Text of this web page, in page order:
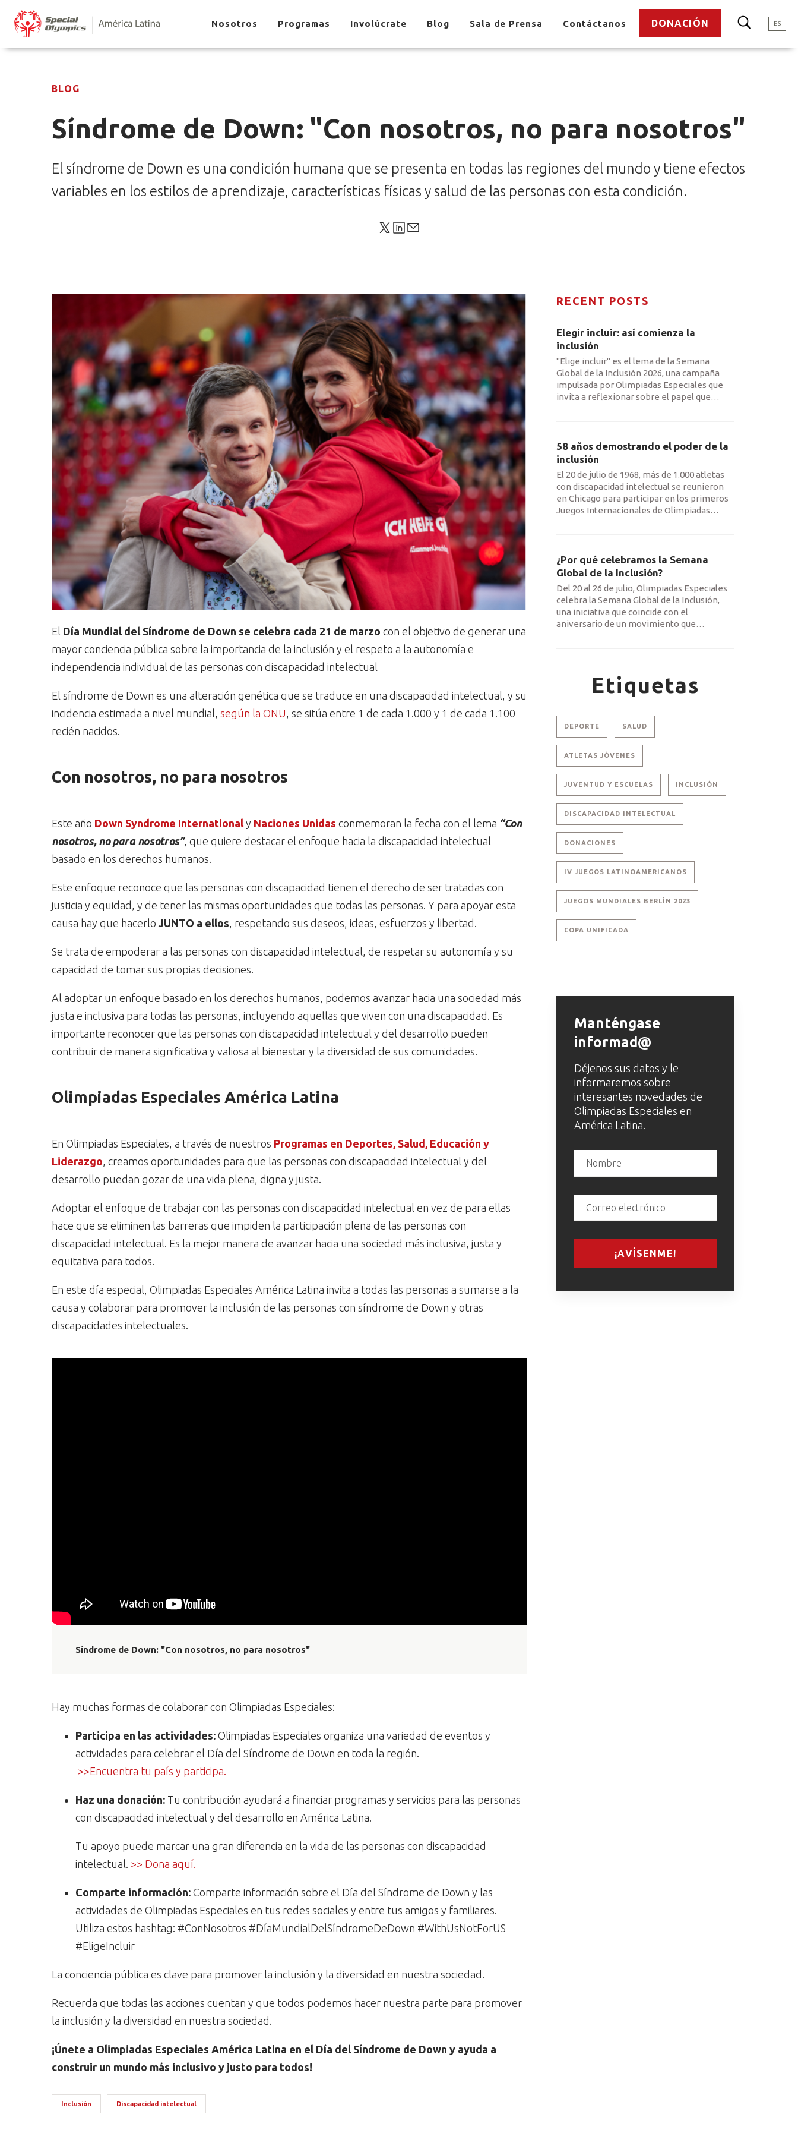
Nosotros Programas Involúcrate Blog Sala de Prensa Contáctanos DONACIÓN ES
BLOG
Síndrome de Down: "Con nosotros, no para nosotros"
El síndrome de Down es una condición humana que se presenta en todas las regiones del mundo y tiene efectos
variables en los estilos de aprendizaje, características físicas y salud de las personas con esta condición.
El Día Mundial del Síndrome de Down se celebra cada 21 de marzo con el objetivo de generar una
mayor conciencia pública sobre la importancia de la inclusión y el respeto a la autonomía e
independencia individual de las personas con discapacidad intelectual
El síndrome de Down es una alteración genética que se traduce en una discapacidad intelectual, y su
incidencia estimada a nivel mundial, según la ONU, se sitúa entre 1 de cada 1.000 y 1 de cada 1.100
recién nacidos.
Con nosotros, no para nosotros
Este año Down Syndrome International y Naciones Unidas conmemoran la fecha con el lema “Con
nosotros, no para nosotros”, que quiere destacar el enfoque hacia la discapacidad intelectual
basado en los derechos humanos.
Este enfoque reconoce que las personas con discapacidad tienen el derecho de ser tratadas con
justicia y equidad, y de tener las mismas oportunidades que todas las personas. Y para apoyar esta
causa hay que hacerlo JUNTO a ellos, respetando sus deseos, ideas, esfuerzos y libertad.
Se trata de empoderar a las personas con discapacidad intelectual, de respetar su autonomía y su
capacidad de tomar sus propias decisiones.
Al adoptar un enfoque basado en los derechos humanos, podemos avanzar hacia una sociedad más
justa e inclusiva para todas las personas, incluyendo aquellas que viven con una discapacidad. Es
importante reconocer que las personas con discapacidad intelectual y del desarrollo pueden
contribuir de manera significativa y valiosa al bienestar y la diversidad de sus comunidades.
Olimpiadas Especiales América Latina
En Olimpiadas Especiales, a través de nuestros Programas en Deportes, Salud, Educación y
Liderazgo, creamos oportunidades para que las personas con discapacidad intelectual y del
desarrollo puedan gozar de una vida plena, digna y justa.
Adoptar el enfoque de trabajar con las personas con discapacidad intelectual en vez de para ellas
hace que se eliminen las barreras que impiden la participación plena de las personas con
discapacidad intelectual. Es la mejor manera de avanzar hacia una sociedad más inclusiva, justa y
equitativa para todos.
En este día especial, Olimpiadas Especiales América Latina invita a todas las personas a sumarse a la
causa y colaborar para promover la inclusión de las personas con síndrome de Down y otras
discapacidades intelectuales.
Síndrome de Down: "Con nosotros, no para nosotros"
Hay muchas formas de colaborar con Olimpiadas Especiales:
Participa en las actividades: Olimpiadas Especiales organiza una variedad de eventos y
actividades para celebrar el Día del Síndrome de Down en toda la región.
>>Encuentra tu país y participa.
Haz una donación: Tu contribución ayudará a financiar programas y servicios para las personas
con discapacidad intelectual y del desarrollo en América Latina.
Tu apoyo puede marcar una gran diferencia en la vida de las personas con discapacidad
intelectual. >> Dona aquí.
Comparte información: Comparte información sobre el Día del Síndrome de Down y las
actividades de Olimpiadas Especiales en tus redes sociales y entre tus amigos y familiares.
Utiliza estos hashtag: #ConNosotros #DíaMundialDelSíndromeDeDown #WithUsNotForUS
#EligeIncluir
La conciencia pública es clave para promover la inclusión y la diversidad en nuestra sociedad.
Recuerda que todas las acciones cuentan y que todos podemos hacer nuestra parte para promover
la inclusión y la diversidad en nuestra sociedad.
¡Únete a Olimpiadas Especiales América Latina en el Día del Síndrome de Down y ayuda a
construir un mundo más inclusivo y justo para todos!
Inclusión Discapacidad intelectual
RECENT POSTS
Elegir incluir: así comienza la
inclusión
"Elige incluir" es el lema de la Semana
Global de la Inclusión 2026, una campaña
impulsada por Olimpiadas Especiales que
invita a reflexionar sobre el papel que…
58 años demostrando el poder de la
inclusión
El 20 de julio de 1968, más de 1.000 atletas
con discapacidad intelectual se reunieron
en Chicago para participar en los primeros
Juegos Internacionales de Olimpiadas…
¿Por qué celebramos la Semana
Global de la Inclusión?
Del 20 al 26 de julio, Olimpiadas Especiales
celebra la Semana Global de la Inclusión,
una iniciativa que coincide con el
aniversario de un movimiento que…
Etiquetas
DEPORTE SALUD
ATLETAS JÓVENES
JUVENTUD Y ESCUELAS INCLUSIÓN
DISCAPACIDAD INTELECTUAL
DONACIONES
IV JUEGOS LATINOAMERICANOS
JUEGOS MUNDIALES BERLÍN 2023
COPA UNIFICADA
Manténgase
informad@
Déjenos sus datos y le
informaremos sobre
interesantes novedades de
Olimpiadas Especiales en
América Latina.
¡AVÍSENME!